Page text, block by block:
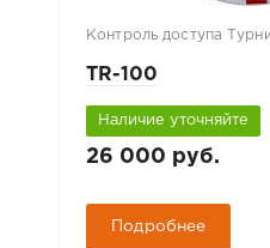
Контроль доступа
TR-100
Наличие уточняйте
26 000 руб.
Подробнее